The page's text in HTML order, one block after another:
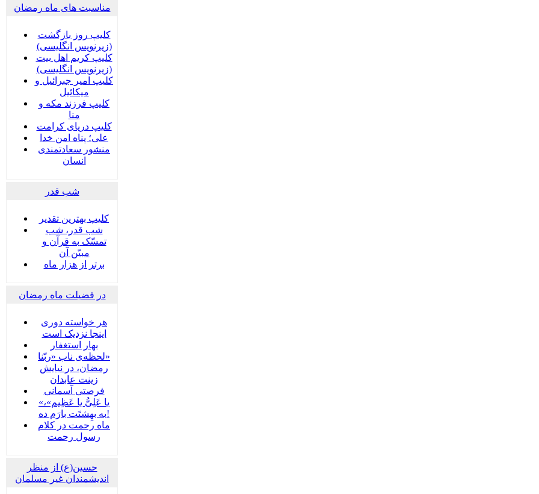
مناسبت های ماه رمضان
کلیپ روز بازگشت
(زیرنویس انگلیسی)
کلیپ کریم اهل بیت
(زیرنویس انگلیسی)
کلیپ امیر جبرائیل و
میکائیل
کلیپ فرزند مکه و
منا
کلیپ دریای کرامت
علی؛ پناه امن خدا
منشور سعادتمندی
انسان
شب قدر
کلیپ بهترین تقدیر
شب قدر، شب
تمسّک به قرآن و
مبیّن آن
برتر از هزار ماه
در فضیلت ماه رمضان
هر خواسته دوری
اینجا نزدیک است
بهار استغفار
لحظه‌ی ناب «ربّنا»
رمضان، در نیایش
زینت عابدان
فرصتی آسمانی
«یا عَلِیُّ یا عَظِیم»،
به بهِشتَت بارَم ده!
ماه رحمت در کلام
رسول رحمت
حسین(ع) از منظر
اندیشمندان غیر مسلمان